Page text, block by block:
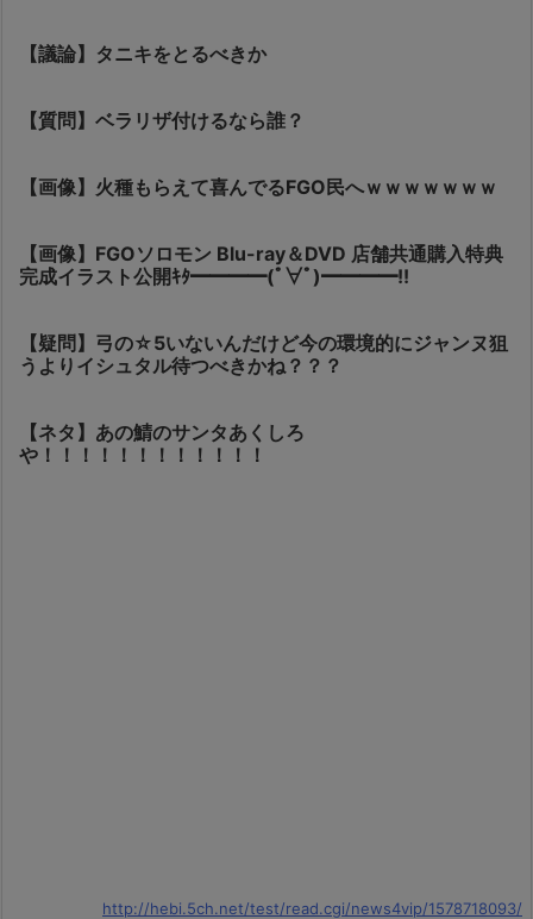
【議論】タニキをとるべきか
【質問】ベラリザ付けるなら誰？
【画像】火種もらえて喜んでるFGO民へｗｗｗｗｗｗｗ
【画像】FGOソロモン Blu-ray＆DVD 店舗共通購入特典
完成イラスト公開ｷﾀ━━━━(ﾟ∀ﾟ)━━━━!!
【疑問】弓の☆5いないんだけど今の環境的にジャンヌ狙
うよりイシュタル待つべきかね？？？
【ネタ】あの鯖のサンタあくしろ
や！！！！！！！！！！！！
http://hebi.5ch.net/test/read.cgi/news4vip/1578718093/